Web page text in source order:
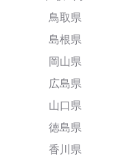
鳥取県
島根県
岡山県
広島県
山口県
徳島県
香川県